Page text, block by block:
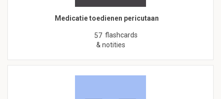
Medicatie toedienen pericutaan
57 flashcards
& notities